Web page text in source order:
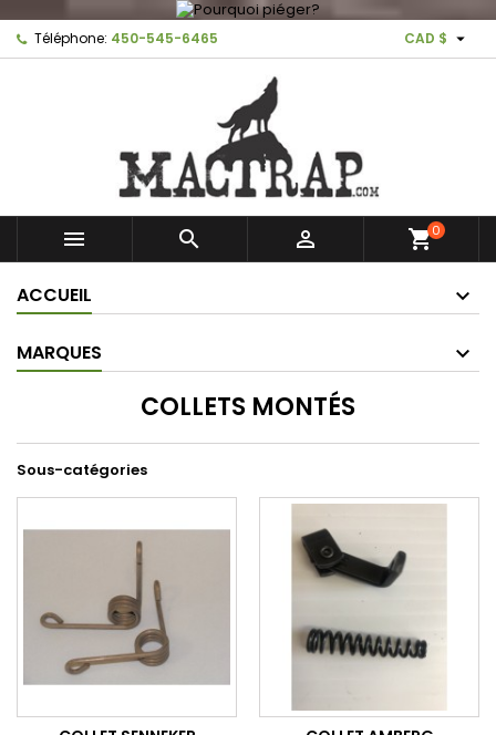
Téléphone: 450-545-6465 CAD $ 
   shopping_cart0
ACCUEIL
MARQUES
COLLETS MONTÉS
Sous-catégories